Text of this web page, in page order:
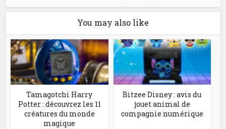
You may also like
Tamagotchi Harry
Potter : découvrez les 11
créatures du monde
magique
Bitzee Disney : avis du
jouet animal de
compagnie numérique